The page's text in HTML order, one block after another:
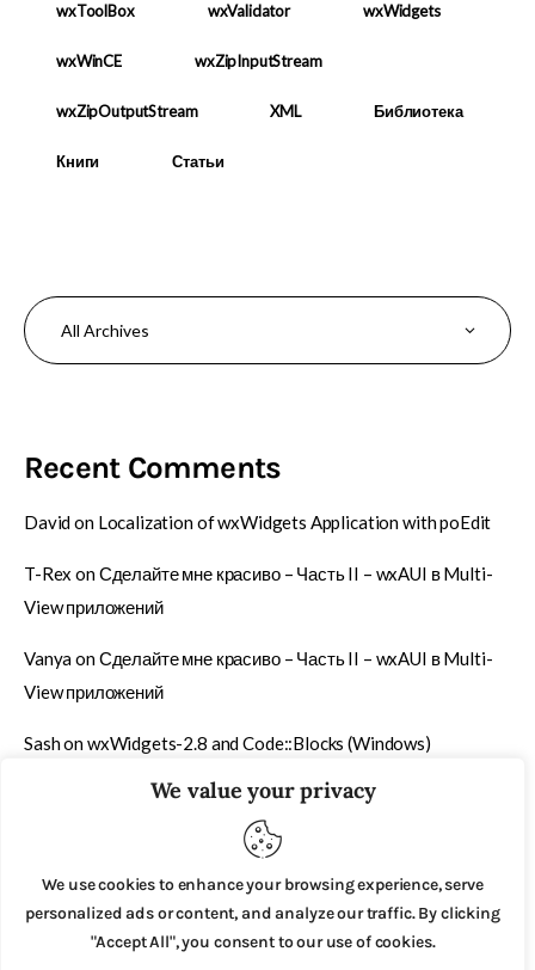
We value your privacy
We use cookies to enhance your browsing experience, serve
personalized ads or content, and analyze our traffic. By clicking
"Accept All", you consent to our use of cookies.
wxToolBox wxValidator wxWidgets
wxWinCE wxZipInputStream
wxZipOutputStream XML Библиотека
Книги Статьи
Recent Comments
Davidon Localization of wxWidgets Application with poEdit
T-Rex onСделайте мне красиво – Часть II – wxAUI в Multi-
View приложений
VanyaonСделайте мне красиво – Часть II – wxAUI в Multi-
View приложений
SashonwxWidgets-2.8 and Code::Blocks (Windows)
Быстрый способ упаковки содержимого папки в